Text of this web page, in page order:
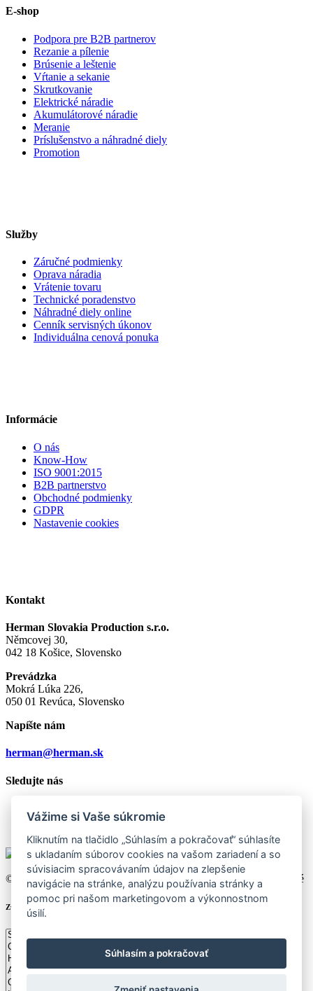
E-shop
Podpora pre B2B partnerov
Rezanie a pílenie
Brúsenie a leštenie
Vŕtanie a sekanie
Skrutkovanie
Elektrické náradie
Akumulátorové náradie
Meranie
Príslušenstvo a náhradné diely
Promotion
Služby
Záručné podmienky
Oprava náradia
Vrátenie tovaru
Technické poradenstvo
Náhradné diely online
Cenník servisných úkonov
Individuálna cenová ponuka
Informácie
O nás
Know-How
ISO 9001:2015
B2B partnerstvo
Obchodné podmienky
GDPR
Nastavenie cookies
Kontakt
Herman Slovakia Production s.r.o.
Němcovej 30,
042 18 Košice, Slovensko
Prevádzka
Mokrá Lúka 226,
050 01 Revúca, Slovensko
Napíšte nám
herman@herman.sk
Sledujte nás
© 2026 Herman Slovakia Production s.r.o., všetky práva vyhradené
Zvoľte si Vašu krajinu
Vážime si Vaše súkromie
Kliknutím na tlačidlo „Súhlasím a pokračovať“ súhlasíte
s ukladaním súborov cookies na vašom zariadení a so
súvisiacim spracovávaním údajov na zlepšenie
navigácie na stránke, analýzu používania stránky a
pomoc pri našom marketingovom a výkonnostnom
úsilí.
Súhlasím a pokračovať